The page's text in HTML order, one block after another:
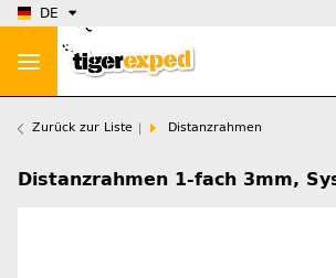
DE
Zurück zur Liste Distanzrahmen
Distanzrahmen 1-fach 3mm,